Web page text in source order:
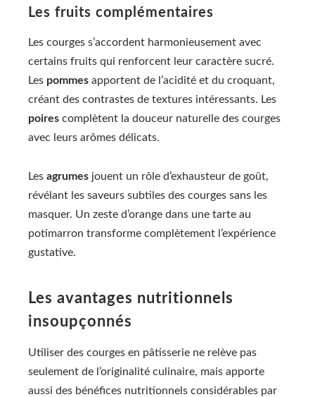
Les fruits complémentaires
Les courges s’accordent harmonieusement avec
certains fruits qui renforcent leur caractère sucré.
Les pommes apportent de l’acidité et du croquant,
créant des contrastes de textures intéressants. Les
poires complètent la douceur naturelle des courges
avec leurs arômes délicats.
Les agrumes jouent un rôle d’exhausteur de goût,
révélant les saveurs subtiles des courges sans les
masquer. Un zeste d’orange dans une tarte au
potimarron transforme complètement l’expérience
gustative.
Les avantages nutritionnels
insoupçonnés
Utiliser des courges en pâtisserie ne relève pas
seulement de l’originalité culinaire, mais apporte
aussi des bénéfices nutritionnels considérables par